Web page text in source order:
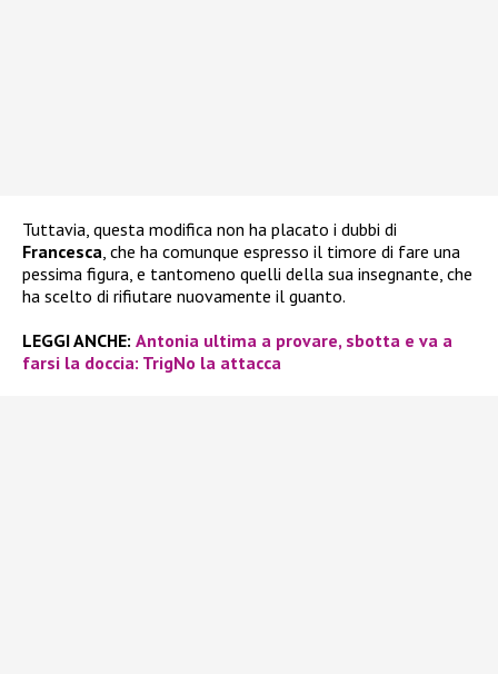
Tuttavia, questa modifica non ha placato i dubbi di
Francesca, che ha comunque espresso il timore di fare una
pessima figura, e tantomeno quelli della sua insegnante, che
ha scelto di rifiutare nuovamente il guanto.
LEGGI ANCHE: Antonia ultima a provare, sbotta e va a
farsi la doccia: TrigNo la attacca